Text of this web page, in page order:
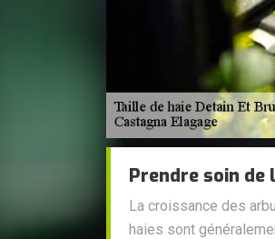
Prendre soin de
La croissance des
haies sont